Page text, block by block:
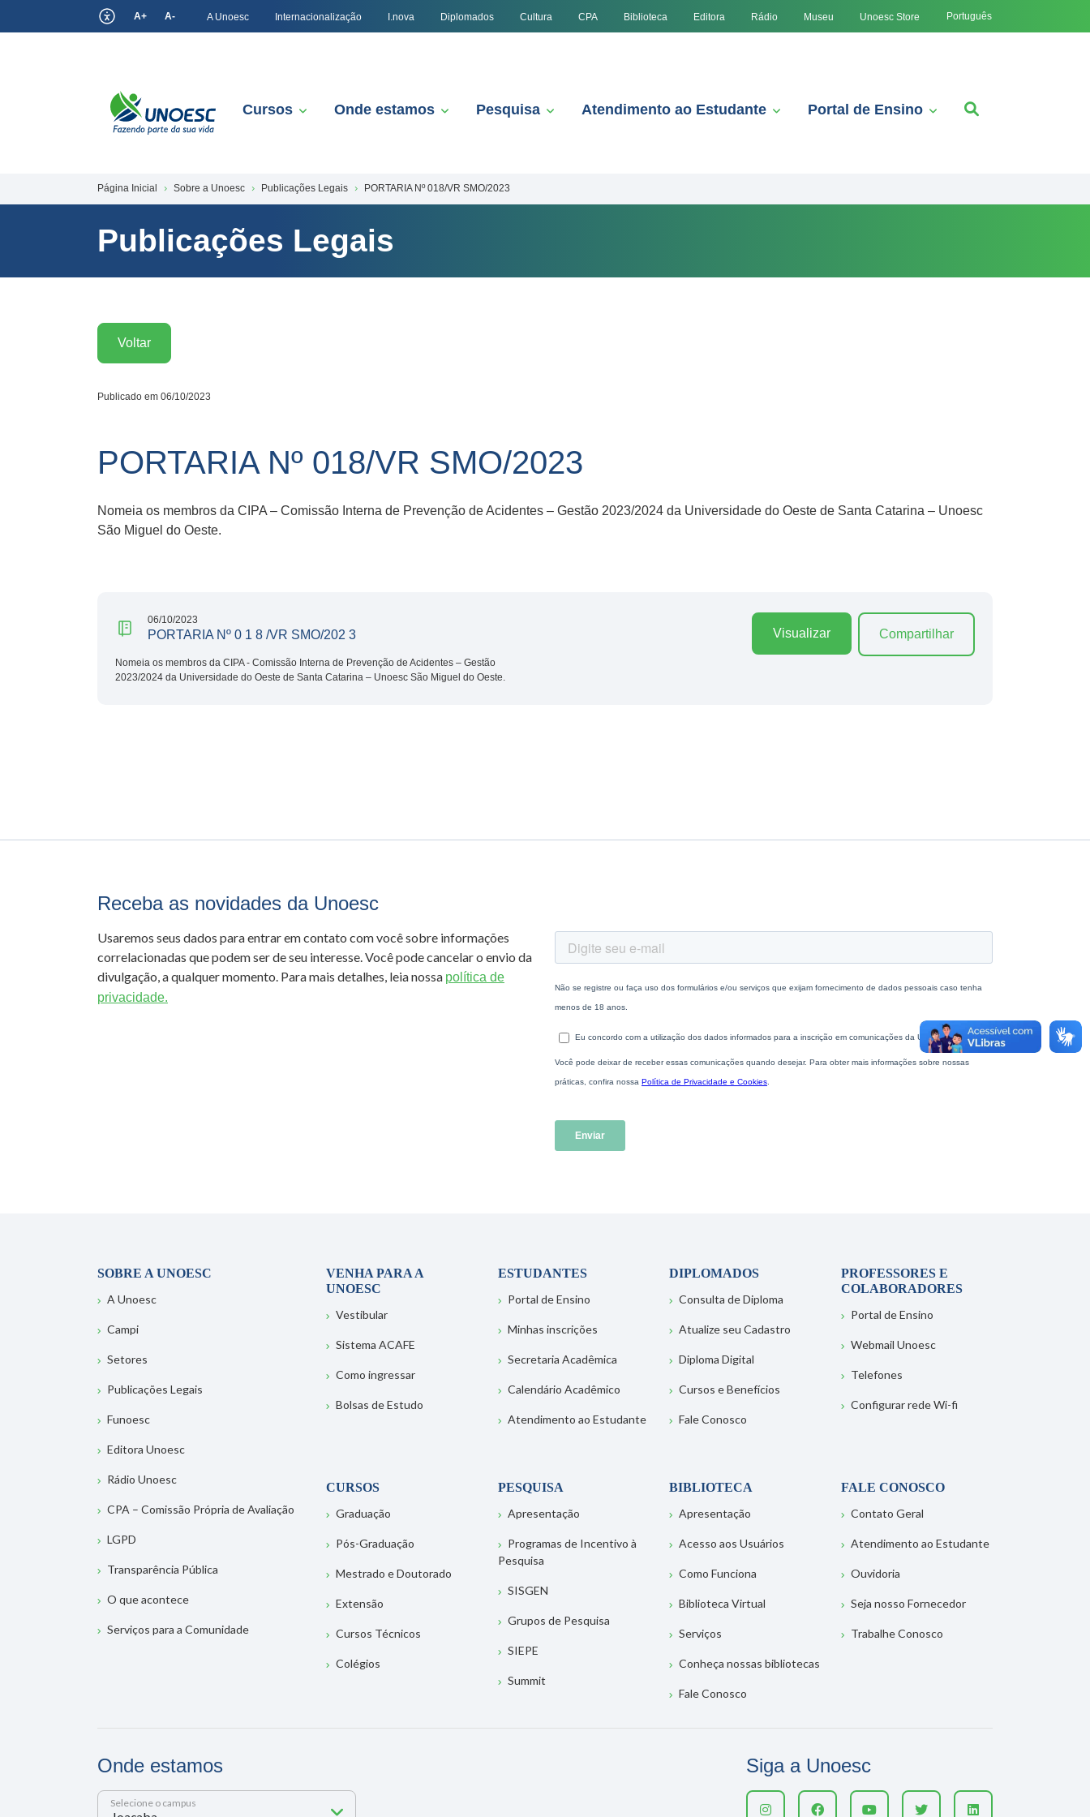
A+ A- A Unoesc Internacionalização I.nova Diplomados Cultura CPA Biblioteca Editora Rádio Museu Unoesc Store Português
Cursos Onde estamos Pesquisa Atendimento ao Estudante Portal de Ensino
Página Inicial Sobre a Unoesc Publicações Legais PORTARIA Nº 018/VR SMO/2023
Publicações Legais
Voltar
Publicado em 06/10/2023
PORTARIA Nº 018/VR SMO/2023
Nomeia os membros da CIPA – Comissão Interna de Prevenção de Acidentes – Gestão 2023/2024 da Universidade do Oeste de Santa Catarina – Unoesc
São Miguel do Oeste.
06/10/2023
PORTARIA Nº 0 1 8 /VR SMO/202 3
Nomeia os membros da CIPA - Comissão Interna de Prevenção de Acidentes – Gestão
2023/2024 da Universidade do Oeste de Santa Catarina – Unoesc São Miguel do Oeste.
Visualizar Compartilhar
Receba as novidades da Unoesc
Usaremos seus dados para entrar em contato com você sobre informações
correlacionadas que podem ser de seu interesse. Você pode cancelar o envio da
divulgação, a qualquer momento. Para mais detalhes, leia nossa política de
privacidade.
SOBRE A UNOESC
A Unoesc
Campi
Setores
Publicações Legais
Funoesc
Editora Unoesc
Rádio Unoesc
CPA – Comissão Própria de Avaliação
LGPD
Transparência Pública
O que acontece
Serviços para a Comunidade
VENHA PARA A
UNOESC
Vestibular
Sistema ACAFE
Como ingressar
Bolsas de Estudo
ESTUDANTES
Portal de Ensino
Minhas inscrições
Secretaria Acadêmica
Calendário Acadêmico
Atendimento ao Estudante
DIPLOMADOS
Consulta de Diploma
Atualize seu Cadastro
Diploma Digital
Cursos e Benefícios
Fale Conosco
PROFESSORES E
COLABORADORES
Portal de Ensino
Webmail Unoesc
Telefones
Configurar rede Wi-fi
CURSOS
Graduação
Pós-Graduação
Mestrado e Doutorado
Extensão
Cursos Técnicos
Colégios
PESQUISA
Apresentação
Programas de Incentivo à
Pesquisa
SISGEN
Grupos de Pesquisa
SIEPE
Summit
BIBLIOTECA
Apresentação
Acesso aos Usuários
Como Funciona
Biblioteca Virtual
Serviços
Conheça nossas bibliotecas
Fale Conosco
FALE CONOSCO
Contato Geral
Atendimento ao Estudante
Ouvidoria
Seja nosso Fornecedor
Trabalhe Conosco
Onde estamos
Selecione o campus
Siga a Unoesc